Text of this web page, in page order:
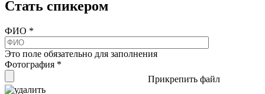
Стать спикером
ФИО *
Это поле обязательно для заполнения
Фотография *
Прикрепить файл